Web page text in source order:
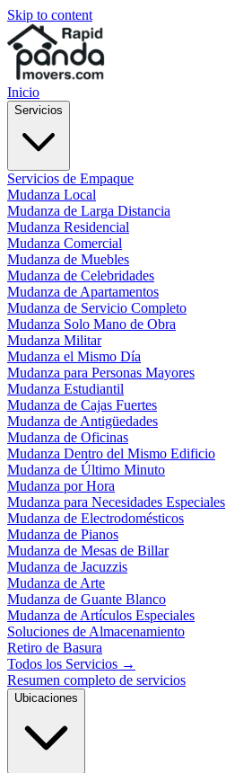
Skip to content
Inicio
Servicios
Servicios de Empaque
Mudanza Local
Mudanza de Larga Distancia
Mudanza Residencial
Mudanza Comercial
Mudanza de Muebles
Mudanza de Celebridades
Mudanza de Apartamentos
Mudanza de Servicio Completo
Mudanza Solo Mano de Obra
Mudanza Militar
Mudanza el Mismo Día
Mudanza para Personas Mayores
Mudanza Estudiantil
Mudanza de Cajas Fuertes
Mudanza de Antigüedades
Mudanza de Oficinas
Mudanza Dentro del Mismo Edificio
Mudanza de Último Minuto
Mudanza por Hora
Mudanza para Necesidades Especiales
Mudanza de Electrodomésticos
Mudanza de Pianos
Mudanza de Mesas de Billar
Mudanza de Jacuzzis
Mudanza de Arte
Mudanza de Guante Blanco
Mudanza de Artículos Especiales
Soluciones de Almacenamiento
Retiro de Basura
Todos los Servicios →
Resumen completo de servicios
Ubicaciones